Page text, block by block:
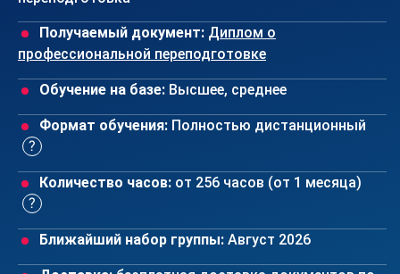
Получаемый документ: Диплом о
профессиональной переподготовке
Обучение на базе: Высшее, среднее
Формат обучения: Полностью дистанционный
Количество часов: от 256 часов (от 1 месяца)
Ближайший набор группы: Август 2026